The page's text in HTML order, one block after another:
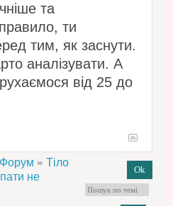
та
ти
тим, як заснути.
аналізувати. А
від 25 до
Форум » Тіло
не